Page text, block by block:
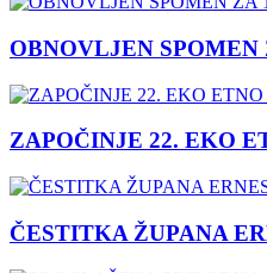
OBNOVLJEN
ZAPOČINJE 22. EKO
ČESTITKA ŽUPANA